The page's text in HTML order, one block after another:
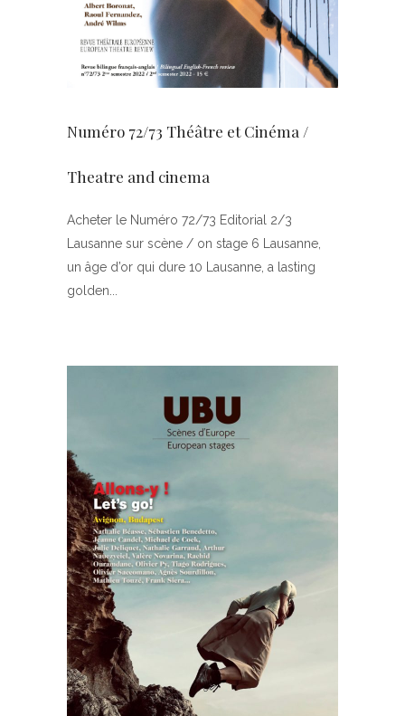
Numéro 72/73 Théâtre et Cinéma /
Theatre and cinema
Acheter le Numéro 72/73 Editorial 2/3
Lausanne sur scène / on stage 6 Lausanne,
un âge d’or qui dure 10 Lausanne, a lasting
golden